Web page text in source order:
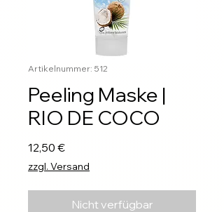
Artikelnummer: 512
Peeling Maske |
RIO DE COCO
12,50 €Preis
zzgl. Versand
Nicht verfügbar